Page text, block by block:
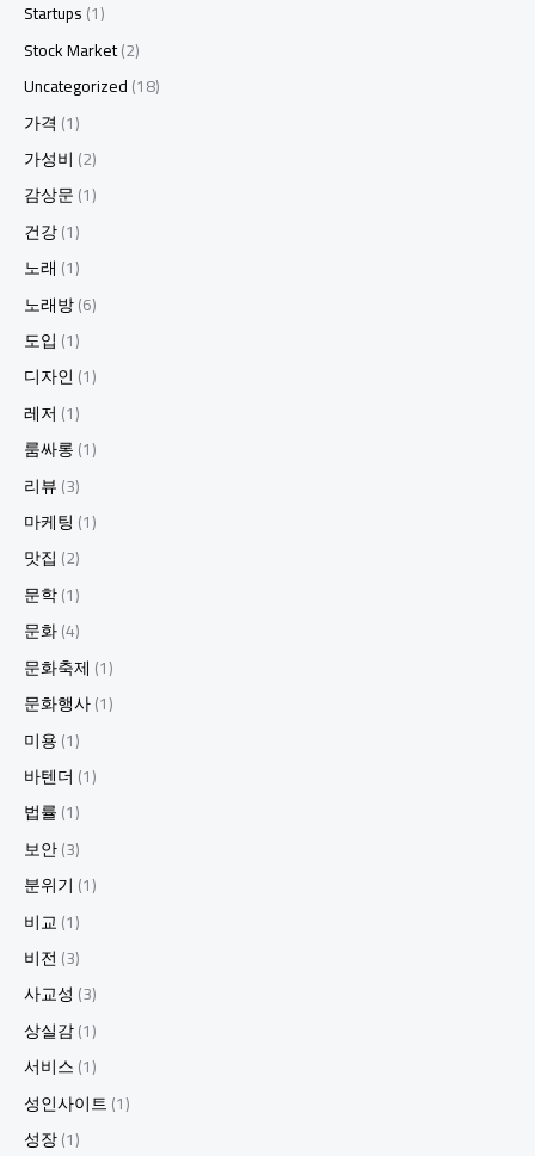
Startups(1)
Stock Market(2)
Uncategorized(18)
가격 (1)
가성비 (2)
감상문(1)
건강(1)
노래 (1)
노래방(6)
도입 (1)
디자인(1)
레저 (1)
룸싸롱(1)
리뷰(3)
마케팅 (1)
맛집 (2)
문학(1)
문화(4)
문화축제 (1)
문화행사(1)
미용(1)
바텐더 (1)
법률(1)
보안(3)
분위기 (1)
비교(1)
비전(3)
사교성 (3)
상실감(1)
서비스(1)
성인사이트(1)
성장(1)